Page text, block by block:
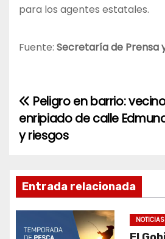
para los agentes estatales.
Fuente: Secretaría de Prensa
N
a
e
g
a
Peligro en barrio:
enripiado de calle
y riesgos
Entrada relacionada
NOTICIAS